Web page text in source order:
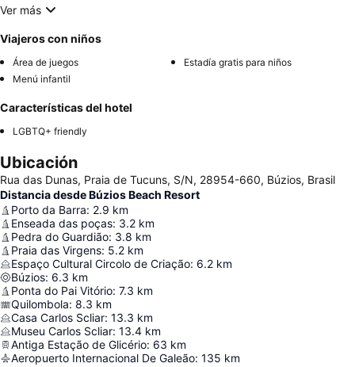
Ver más
Viajeros con niños
Área de juegos
Estadía gratis para niños
Menú infantil
Características del hotel
LGBTQ+ friendly
Ubicación
Rua das Dunas, Praia de Tucuns, S/N, 28954-660, Búzios, Brasil
Distancia desde Búzios Beach Resort
Porto da Barra: 2.9 km
Enseada das poças: 3.2 km
Pedra do Guardião: 3.8 km
Praia das Virgens: 5.2 km
Espaço Cultural Circolo de Criação: 6.2 km
Búzios: 6.3 km
Ponta do Pai Vitório: 7.3 km
Quilombola: 8.3 km
Casa Carlos Scliar: 13.3 km
Museu Carlos Scliar: 13.4 km
Antiga Estação de Glicério: 63 km
Aeropuerto Internacional De Galeão: 135 km